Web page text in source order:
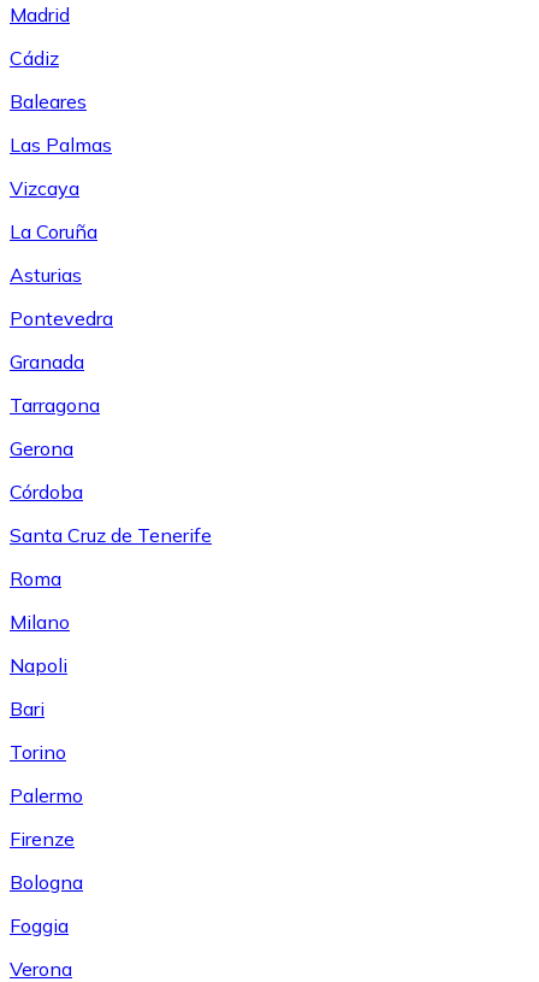
Madrid
Cádiz
Baleares
Las Palmas
Vizcaya
La Coruña
Asturias
Pontevedra
Granada
Tarragona
Gerona
Córdoba
Santa Cruz de Tenerife
Roma
Milano
Napoli
Bari
Torino
Palermo
Firenze
Bologna
Foggia
Verona